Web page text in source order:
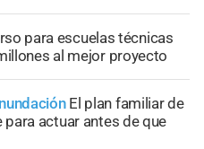
para escuelas técnicas
al mejor proyecto
El plan familiar de
para actuar antes de que